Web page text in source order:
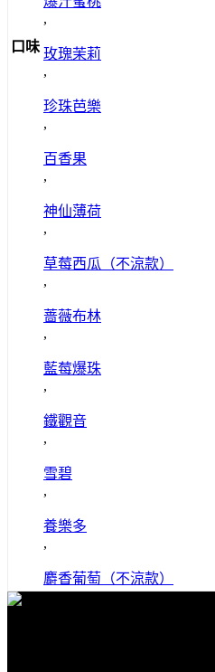
口味
,
玫瑰茉莉
,
珍珠芭樂
,
百香果
,
神仙薄荷
,
草莓西瓜（不涼款）
,
蔷薇布林
,
藍莓爆珠
,
鐵觀音
,
雪碧
,
養樂多
,
麝香葡萄（不涼款）